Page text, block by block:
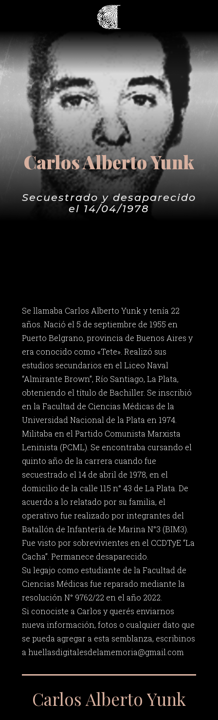
Carlos Alberto Yunk
Secuestrado y desaparecido
el 14/04/1978
Se llamaba Carlos Alberto Yunk y tenía 22
años. Nació el 5 de septiembre de 1955 en
Puerto Belgrano, provincia de Buenos Aires y
era conocido como «Tete». Realizó sus
estudios secundarios en el Liceo Naval
“Almirante Brown”, Río Santiago, La Plata,
obteniendo el título de Bachiller. Se inscribió
en la Facultad de Ciencias Médicas de la
Universidad Nacional de la Plata en 1974.
Militaba en el Partido Comunista Marxista
Leninista (PCML). Se encontraba cursando el
quinto año de la carrera cuando fue
secuestrado el 14 de abril de 1978, en el
domicilio de la calle 115 n° 43 de La Plata. De
acuerdo a lo relatado por su familia, el
operativo fue realizado por integrantes del
Batallón de Infantería de Marina N°3 (BIM3).
Fue visto por sobrevivientes en el CCDTyE “La
Cacha”. Permanece desaparecido.
Su legajo como estudiante de la Facultad de
Ciencias Médicas fue reparado mediante la
resolución N° 9762/22 en el año 2022.
Si conociste a Carlos y querés enviarnos
nueva información, fotos o cualquier dato que
se pueda agregar a esta semblanza, escribinos
a huellasdigitalesdelamemoria@gmail.com
Carlos Alberto Yunk